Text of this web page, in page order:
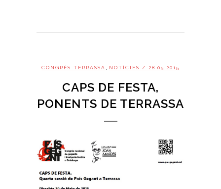
CONGRÉS TERRASSA NOTÍCIES / 28.05.2015
CAPS DE FESTA,
PONENTS DE TERRASSA